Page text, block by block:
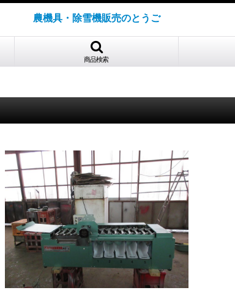
農機具・除雪機販売のとうご
商品検索